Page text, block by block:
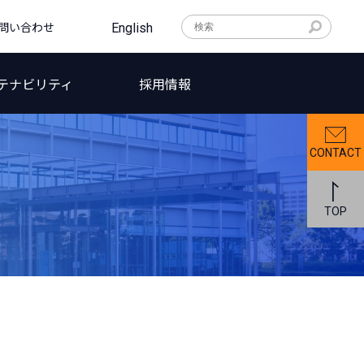
い合わせ English
ナビリティ 採用情報
CONTACT
TOP